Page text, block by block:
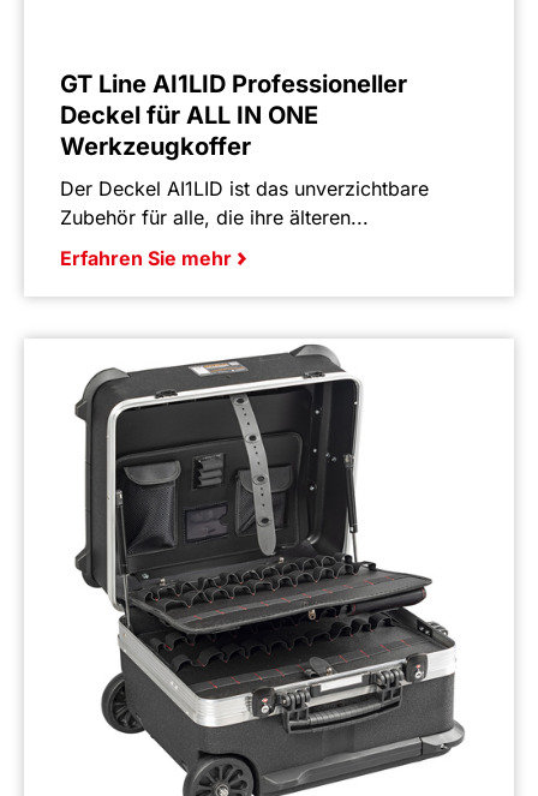
GT Line AI1LID Professioneller
Deckel für ALL IN ONE
Werkzeugkoffer
Der Deckel AI1LID ist das unverzichtbare
Zubehör für alle, die ihre älteren...
Erfahren Sie mehr